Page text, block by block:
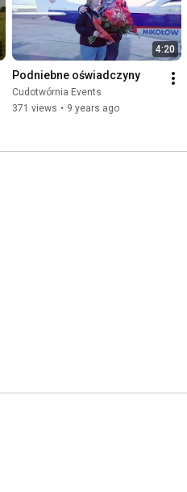
4:20
Podniebne oświadczyny
Cudotwórnia Events
371 views • 9 years ago